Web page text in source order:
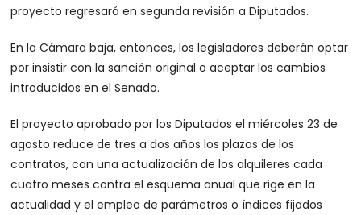
proyecto regresará en segunda revisión a Diputados.
En la Cámara baja, entonces, los legisladores deberán optar
por insistir con la sanción original o aceptar los cambios
introducidos en el Senado.
El proyecto aprobado por los Diputados el miércoles 23 de
agosto reduce de tres a dos años los plazos de los
contratos, con una actualización de los alquileres cada
cuatro meses contra el esquema anual que rige en la
actualidad y el empleo de parámetros o índices fijados